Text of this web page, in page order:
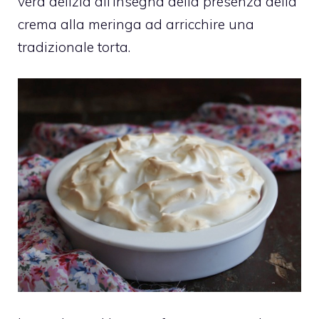
crema alla meringa ad arricchire una
tradizionale torta.